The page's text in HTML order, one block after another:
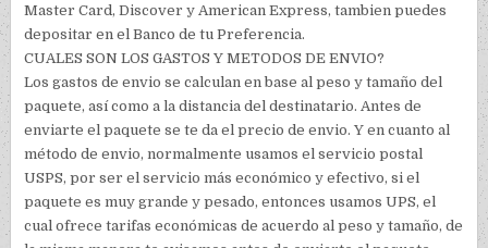
Master Card, Discover y American Express, tambien puedes
depositar en el Banco de tu Preferencia.
CUALES SON LOS GASTOS Y METODOS DE ENVIO?
Los gastos de envio se calculan en base al peso y tamaño del
paquete, así como a la distancia del destinatario. Antes de
enviarte el paquete se te da el precio de envio. Y en cuanto al
método de envio, normalmente usamos el servicio postal
USPS, por ser el servicio más económico y efectivo, si el
paquete es muy grande y pesado, entonces usamos UPS, el
cual ofrece tarifas económicas de acuerdo al peso y tamaño, de